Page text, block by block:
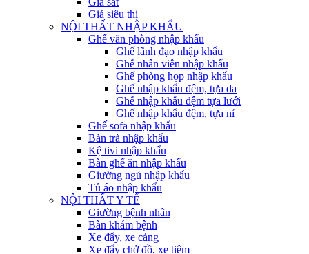
Giá siêu thị
NỘI THẤT NHẬP KHẨU
Ghế văn phòng nhập khẩu
Ghế lãnh đạo nhập khẩu
Ghế nhân viên nhập khẩu
Ghế phòng họp nhập khẩu
Ghế nhập khẩu đệm, tựa da
Ghế nhập khẩu đệm tựa lưới
Ghế nhập khẩu đệm, tựa nỉ
Ghế sofa nhập khẩu
Bàn trà nhập khẩu
Kệ tivi nhập khẩu
Bàn ghế ăn nhập khẩu
Giường ngủ nhập khẩu
Tủ áo nhập khẩu
NỘI THẤT Y TẾ
Giường bệnh nhân
Bàn khám bệnh
Xe đẩy, xe cáng
Xe đẩy chở đồ, xe tiêm